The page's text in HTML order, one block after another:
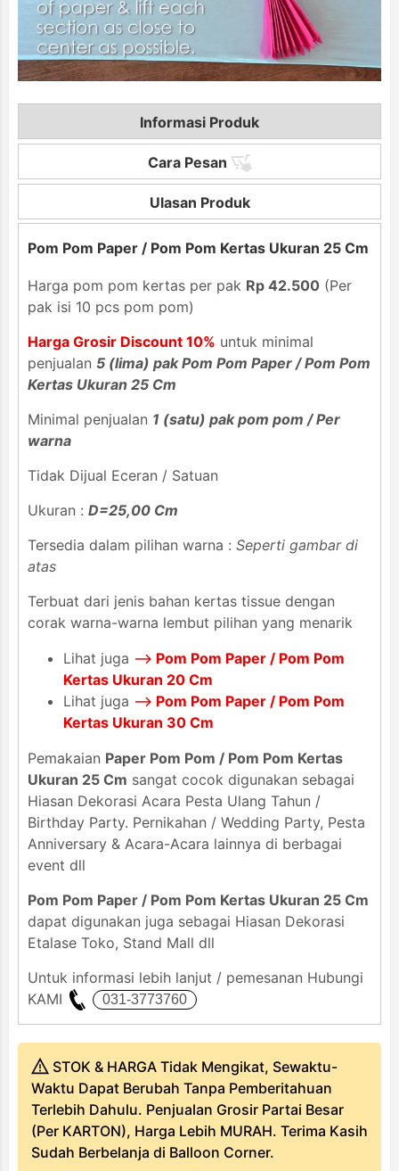
Informasi Produk
Pom Pom Paper / Pom Pom Kertas Ukuran 25 Cm
Harga pom pom kertas per pak Rp 42.500 (Per
pak isi 10 pcs pom pom)
Harga Grosir Discount 10% untuk minimal
penjualan 5 (lima) pak Pom Pom Paper / Pom Pom
Kertas Ukuran 25 Cm
Minimal penjualan 1 (satu) pak pom pom / Per
warna
Tidak Dijual Eceran / Satuan
Ukuran : D=25,00 Cm
Tersedia dalam pilihan warna : Seperti gambar di
atas
Terbuat dari jenis bahan kertas tissue dengan
corak warna-warna lembut pilihan yang menarik
Lihat juga --> Pom Pom Paper / Pom Pom
Kertas Ukuran 20 Cm
Lihat juga --> Pom Pom Paper / Pom Pom
Kertas Ukuran 30 Cm
Pemakaian Paper Pom Pom / Pom Pom Kertas
Ukuran 25 Cm sangat cocok digunakan sebagai
Hiasan Dekorasi Acara Pesta Ulang Tahun /
Birthday Party. Pernikahan / Wedding Party, Pesta
Anniversary & Acara-Acara lainnya di berbagai
event dll
Pom Pom Paper / Pom Pom Kertas Ukuran 25 Cm
dapat digunakan juga sebagai Hiasan Dekorasi
Etalase Toko, Stand Mall dll
Untuk informasi lebih lanjut / pemesanan Hubungi
KAMI
Cara Pesan
Ulasan Produk
STOK & HARGA Tidak Mengikat, Sewaktu-
Waktu Dapat Berubah Tanpa Pemberitahuan
Terlebih Dahulu. Penjualan Grosir Partai Besar
(Per KARTON), Harga Lebih MURAH. Terima Kasih
Sudah Berbelanja di Balloon Corner.